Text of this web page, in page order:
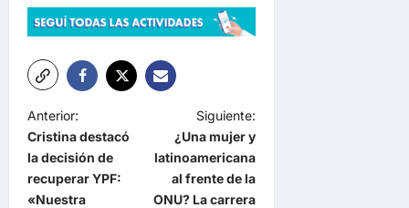
N
a
v
e
Anterior:
Cristina destacó
la decisión de
recuperar YPF:
«Nuestra
Siguiente:
¿Una mujer y
latinoamericana
al frente de la
ONU? La carrera